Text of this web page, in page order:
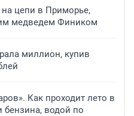
цепи в Приморье,
медведем Фиником
миллион, купив
Как проходит лето в
бензина, водой по